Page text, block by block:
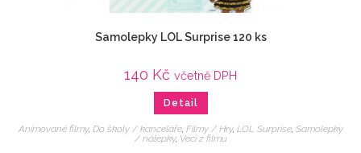
Samolepky LOL Surprise 120 ks
140 Kč včetně DPH
Detail
Animované filmy, Do školy / kanceláře, Filmy / Hry, LOL Surprise, Samolepky
/ nálepky, Veci z filmu